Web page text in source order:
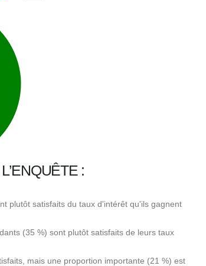
:
plutôt satisfaits du taux d'intérêt qu'ils gagnent
(35 %) sont plutôt satisfaits de leurs taux
mais une proportion importante (21 %) est